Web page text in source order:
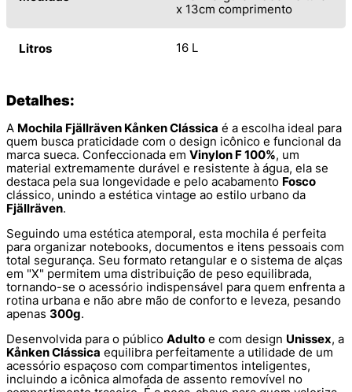
x 13cm comprimento
Litros 16 L
Detalhes:
A Mochila Fjällräven Kånken Clássica é a escolha ideal para
quem busca praticidade com o design icônico e funcional da
marca sueca. Confeccionada em Vinylon F 100%, um
material extremamente durável e resistente à água, ela se
destaca pela sua longevidade e pelo acabamento Fosco
clássico, unindo a estética vintage ao estilo urbano da
Fjällräven.
Seguindo uma estética atemporal, esta mochila é perfeita
para organizar notebooks, documentos e itens pessoais com
total segurança. Seu formato retangular e o sistema de alças
em "X" permitem uma distribuição de peso equilibrada,
tornando-se o acessório indispensável para quem enfrenta a
rotina urbana e não abre mão de conforto e leveza, pesando
apenas 300g.
Desenvolvida para o público Adulto e com design Unissex, a
Kånken Clássica equilibra perfeitamente a utilidade de um
acessório espaçoso com compartimentos inteligentes,
incluindo a icônica almofada de assento removível no